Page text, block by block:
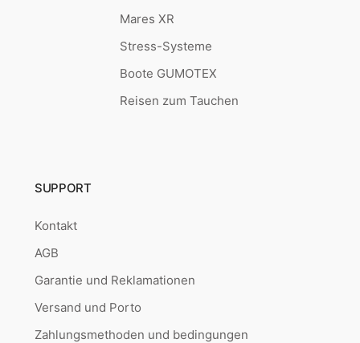
Mares XR
Stress-Systeme
Boote GUMOTEX
Reisen zum Tauchen
SUPPORT
Kontakt
AGB
Garantie und Reklamationen
Versand und Porto
Zahlungsmethoden und bedingungen